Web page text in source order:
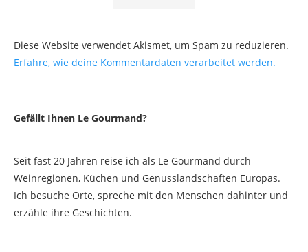
Diese Website verwendet Akismet, um Spam zu reduzieren.
Erfahre, wie deine Kommentardaten verarbeitet werden.
Gefällt Ihnen Le Gourmand?
Seit fast 20 Jahren reise ich als Le Gourmand durch
Weinregionen, Küchen und Genusslandschaften Europas.
Ich besuche Orte, spreche mit den Menschen dahinter und
erzähle ihre Geschichten.